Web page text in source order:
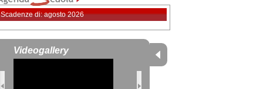
Scadenze di: agosto 2026
Videogallery